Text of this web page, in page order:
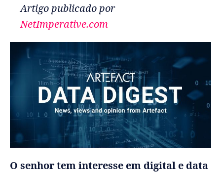
Artigo publicado por
NetImperative.com
O senhor tem interesse em digital e data